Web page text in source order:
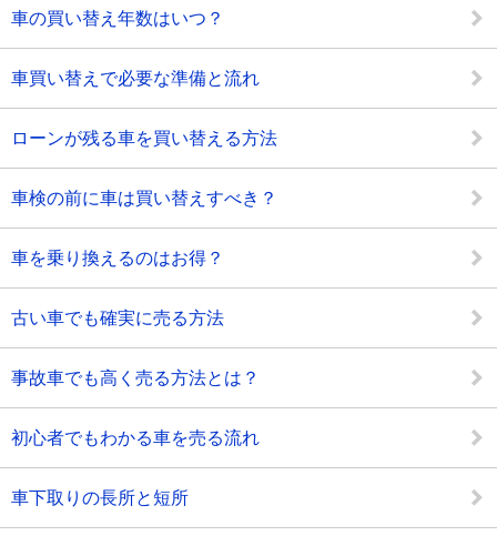
車の買い替え年数はいつ？
車買い替えで必要な準備と流れ
ローンが残る車を買い替える方法
車検の前に車は買い替えすべき？
車を乗り換えるのはお得？
古い車でも確実に売る方法
事故車でも高く売る方法とは？
初心者でもわかる車を売る流れ
車下取りの長所と短所